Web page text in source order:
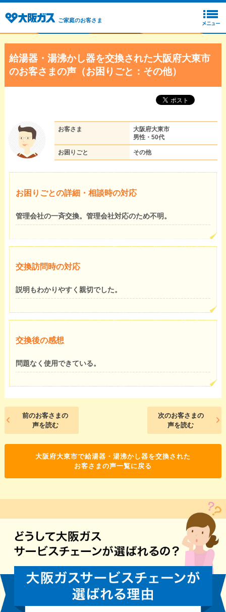
ご家庭のお客さま
給湯器・湯沸かし器を交換された大阪府大東市
のお客さまの声（お困りごと：その他）
お客さま
大阪府大東市
男性・50代
お困りごと その他
お困りごとの詳細・相談時の対応
管理会社の一斉交換。管理会社対応のため不明。
交換訪問時の対応
説明もわかりやすく親切でした。
交換後の感想
問題なく使用できている。
前のお客さまの
声を読む
次のお客さまの
声を読む
大阪府大東市で給湯器・湯沸かし器を交換された
お客さまの声一覧に戻る